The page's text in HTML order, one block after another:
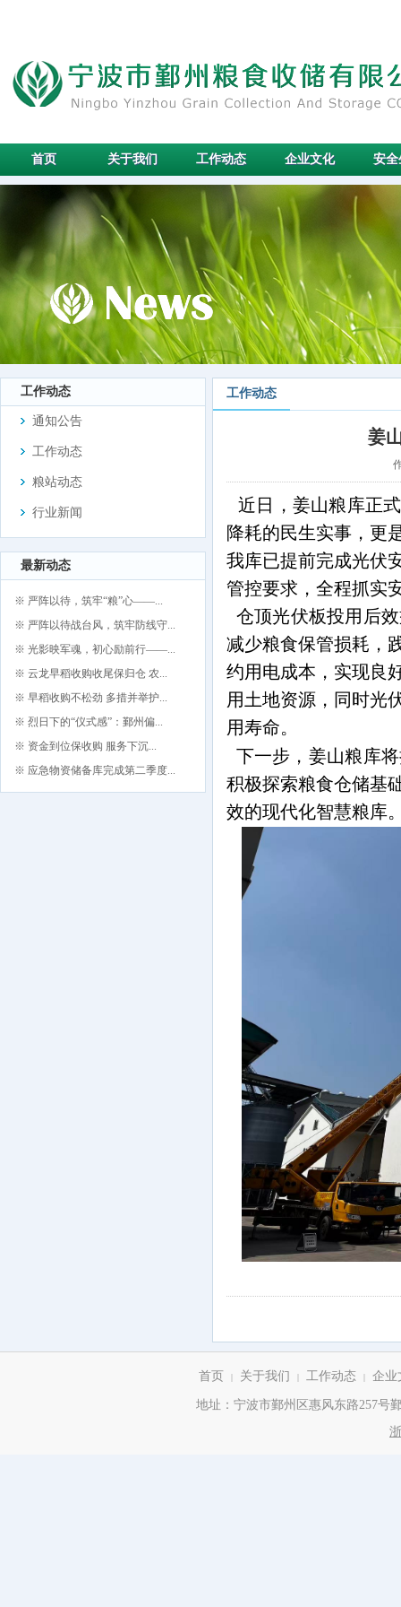
首页 关于我们 工作动态 企业文化 安全
工作动态
通知公告
工作动态
粮站动态
行业新闻
最新动态
※ 严阵以待，筑牢“粮”心——...
※ 严阵以待战台风，筑牢防线守...
※ 光影映军魂，初心励前行——...
※ 云龙早稻收购收尾保归仓 农...
※ 早稻收购不松劲 多措并举护...
※ 烈日下的“仪式感”：鄞州偏...
※ 资金到位保收购 服务下沉...
※ 应急物资储备库完成第二季度...
工作动态
姜
近日，姜山粮库正
降耗的民生实事，更
我库已提前完成光伏
管控要求，全程抓实
仓顶光伏板投用后
减少粮食保管损耗，
约用电成本，实现良
用土地资源，同时光
用寿命。
下一步，姜山粮库
积极探索粮食仓储基
效的现代化智慧粮库
首页 | 关于我们 | 工作动态 | 企业
地址：宁波市鄞州区惠风东路257号